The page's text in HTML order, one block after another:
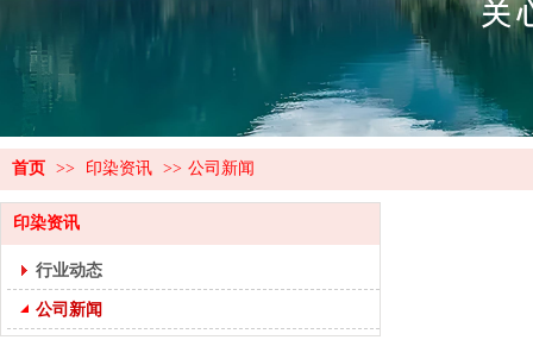
首页 >> 印染资讯 >> 公司新闻
印染资讯
行业动态
公司新闻